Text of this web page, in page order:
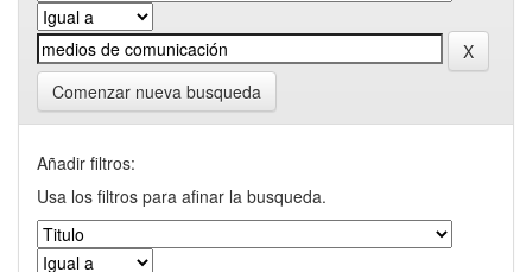
Comenzar nueva busqueda
Añadir filtros:
Usa los filtros para afinar la busqueda.